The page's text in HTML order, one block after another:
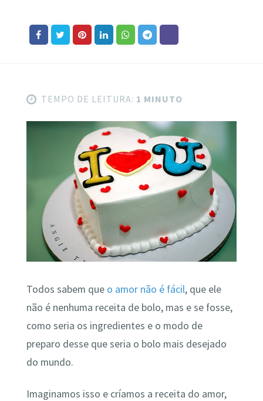
TEMPO DE LEITURA: 1 MINUTO
Todos sabem que o amor não é fácil, que ele
não é nenhuma receita de bolo, mas e se fosse,
como seria os ingredientes e o modo de
preparo desse que seria o bolo mais desejado
do mundo.
Imaginamos isso e críamos a receita do amor,